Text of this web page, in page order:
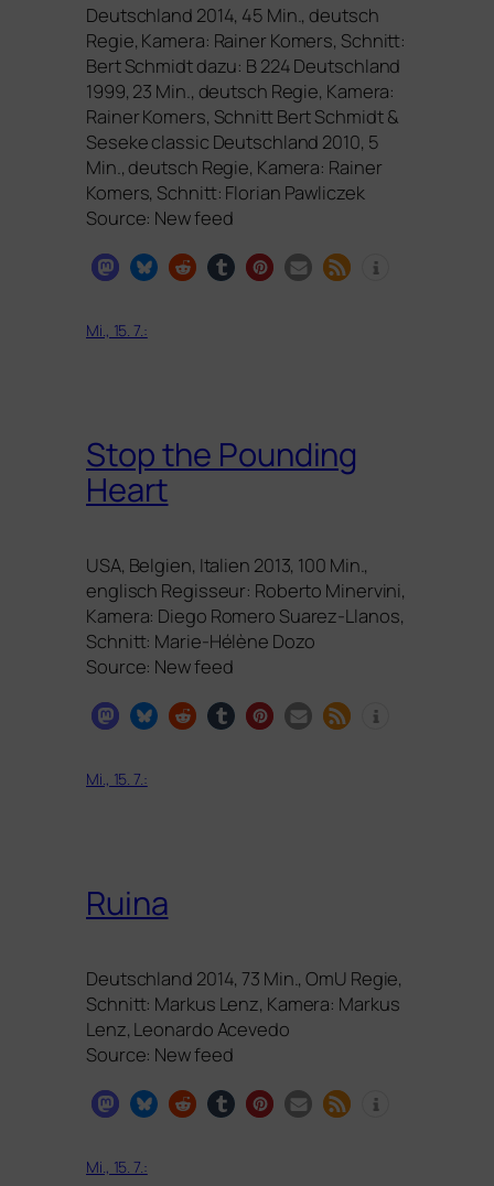
Deutschland 2014, 45 Min., deutsch
Regie, Kamera: Rainer Komers, Schnitt:
Bert Schmidt dazu: B 224 Deutschland
1999, 23 Min., deutsch Regie, Kamera:
Rainer Komers, Schnitt Bert Schmidt&
Seseke clas­sic Deutschland 2010, 5
Min., deutsch Regie, Kamera: Rainer
Komers, Schnitt: Florian Pawliczek
Source: New feed
Mi., 15. 7.:
Stop the Pounding
Heart
USA, Belgien, Italien 2013, 100 Min.,
eng­lisch Regisseur: Roberto Minervini,
Kamera: Diego Romero Suarez-Llanos,
Schnitt: Marie-Hélène Dozo
Source: New feed
Mi., 15. 7.:
Ruina
Deutschland 2014, 73 Min., OmU Regie,
Schnitt: Markus Lenz, Kamera: Markus
Lenz, Leonardo Acevedo
Source: New feed
Mi., 15. 7.: